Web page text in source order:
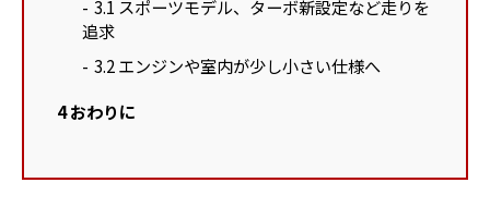
3.1 スポーツモデル、ターボ新設定など走りを
追求
3.2エンジンや室内が少し小さい仕様へ
4おわりに